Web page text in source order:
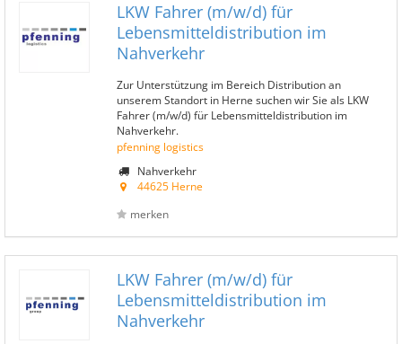
LKW Fahrer (m/w/d) für
Lebensmitteldistribution im
Nahverkehr
Zur Unterstützung im Bereich Distribution an
unserem Standort in Herne suchen wir Sie als LKW
Fahrer (m/w/d) für Lebensmitteldistribution im
Nahverkehr.
pfenning logistics
Nahverkehr
44625 Herne
merken
LKW Fahrer (m/w/d) für
Lebensmitteldistribution im
Nahverkehr